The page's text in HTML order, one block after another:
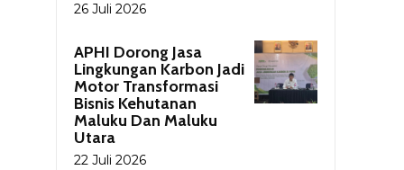
26 Juli 2026
APHI Dorong Jasa
Lingkungan Karbon Jadi
Motor Transformasi
Bisnis Kehutanan
Maluku Dan Maluku
Utara
22 Juli 2026